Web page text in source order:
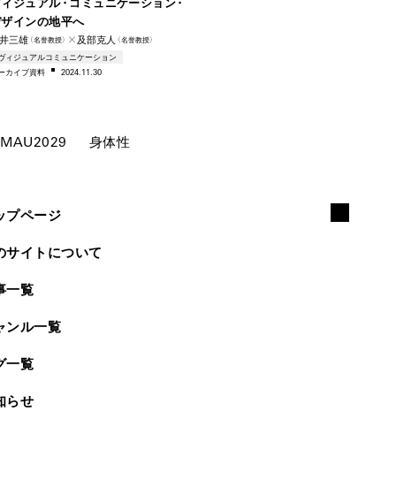
ジュアル・コミュニケーション・
インの地平へ
三雄 （名誉教授） ✕及部克人 （名誉教授）
ィジュアルコミュニケーション
カイブ資料 2024.11.30
MAU2029 身体性
プページ
サイトについて
一覧
ンル一覧
一覧
らせ